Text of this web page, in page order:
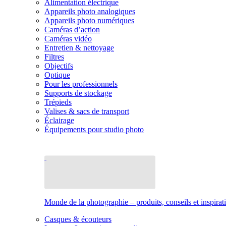
Alimentation électrique
Appareils photo analogiques
Appareils photo numériques
Caméras d’action
Caméras vidéo
Entretien & nettoyage
Filtres
Objectifs
Optique
Pour les professionnels
Supports de stockage
Trépieds
Valises & sacs de transport
Éclairage
Équipements pour studio photo
Monde de la photographie – produits, conseils et
Casques & écouteurs